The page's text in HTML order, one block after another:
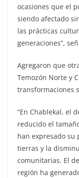
ocasiones que el
siendo afectado
las prácticas
generaciones”,
Agregaron que
Temozón Norte y
transformaciones
“En Chablekal, el
reducido el
han expresado su
tierras y la
comunitarias. El
región ha